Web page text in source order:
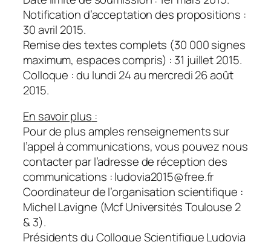
Notification d’acceptation des propositions :
30 avril 2015.
Remise des textes complets (30 000 signes
maximum, espaces compris) : 31 juillet 2015.
Colloque : du lundi 24 au mercredi 26 août
2015.
En savoir plus :
Pour de plus amples renseignements sur
l’appel à communications, vous pouvez nous
contacter par l’adresse de réception des
communications : ludovia2015@free.fr
Coordinateur de l’organisation scientifique :
Michel Lavigne (Mcf Universités Toulouse 2
& 3).
Présidents du Colloque Scientifique Ludovia